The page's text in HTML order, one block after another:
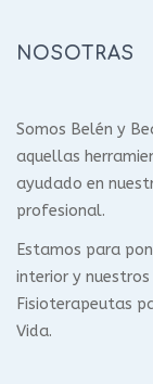
NOSOTRAS
Somos Belén y
aquellas
ayudado en
profesional.
Estamos para
interior y nuestros
Fisioterapeutas
Vida.